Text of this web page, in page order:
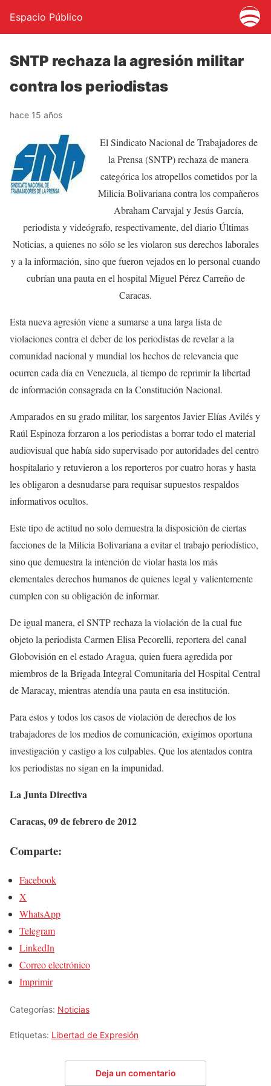
Espacio Público
SNTP rechaza la agresión militar
contra los periodistas
hace 15 años
El Sindicato Nacional de Trabajadores de
la Prensa (SNTP) rechaza de manera
categórica los atropellos cometidos por la
Milicia Bolivariana contra los compañeros
Abraham Carvajal y Jesús García,
periodista y videógrafo, respectivamente, del diario Últimas
Noticias, a quienes no sólo se les violaron sus derechos laborales
y a la información, sino que fueron vejados en lo personal cuando
cubrían una pauta en el hospital Miguel Pérez Carreño de
Caracas.
Esta nueva agresión viene a sumarse a una larga lista de
violaciones contra el deber de los periodistas de revelar a la
comunidad nacional y mundial los hechos de relevancia que
ocurren cada día en Venezuela, al tiempo de reprimir la libertad
de información consagrada en la Constitución Nacional.
Amparados en su grado militar, los sargentos Javier Elías Avilés y
Raúl Espinoza forzaron a los periodistas a borrar todo el material
audiovisual que había sido supervisado por autoridades del centro
hospitalario y retuvieron a los reporteros por cuatro horas y hasta
les obligaron a desnudarse para requisar supuestos respaldos
informativos ocultos.
Este tipo de actitud no solo demuestra la disposición de ciertas
facciones de la Milicia Bolivariana a evitar el trabajo periodístico,
sino que demuestra la intención de violar hasta los más
elementales derechos humanos de quienes legal y valientemente
cumplen con su obligación de informar.
De igual manera, el SNTP rechaza la violación de la cual fue
objeto la periodista Carmen Elisa Pecorelli, reportera del canal
Globovisión en el estado Aragua, quien fuera agredida por
miembros de la Brigada Integral Comunitaria del Hospital Central
de Maracay, mientras atendía una pauta en esa institución.
Para estos y todos los casos de violación de derechos de los
trabajadores de los medios de comunicación, exigimos oportuna
investigación y castigo a los culpables. Que los atentados contra
los periodistas no sigan en la impunidad.
La Junta Directiva
Caracas, 09 de febrero de 2012
Comparte:
Facebook
X
WhatsApp
Telegram
LinkedIn
Correo electrónico
Imprimir
Categorías: Noticias
Etiquetas: Libertad de Expresión
Deja un comentario